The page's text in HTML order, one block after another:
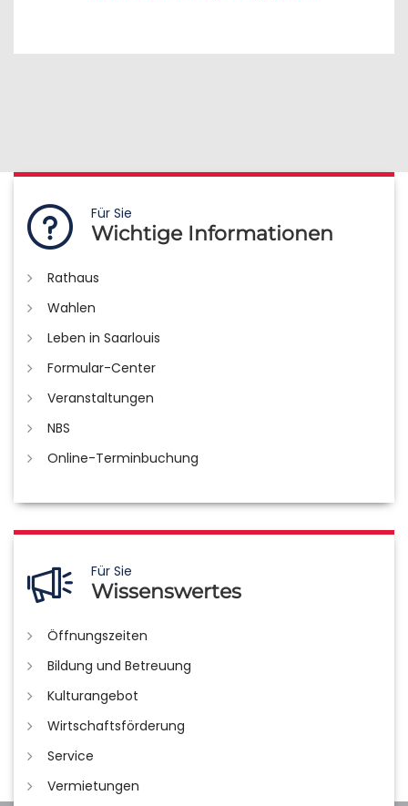
Für Sie
Wichtige Informationen
Rathaus
Wahlen
Leben in Saarlouis
Formular-Center
Veranstaltungen
NBS
Online-Terminbuchung
Für Sie
Wissenswertes
Öffnungszeiten
Bildung und Betreuung
Kulturangebot
Wirtschaftsförderung
Service
Vermietungen